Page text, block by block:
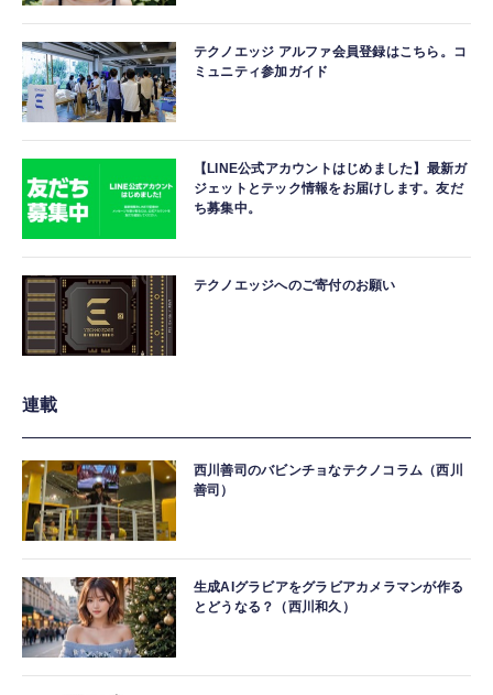
テクノエッジ アルファ会員登録はこちら。コ
ミュニティ参加ガイド
【LINE公式アカウントはじめました】最新ガ
ジェットとテック情報をお届けします。友だ
ち募集中。
テクノエッジへのご寄付のお願い
連載
西川善司のバビンチョなテクノコラム（西川
善司）
生成AIグラビアをグラビアカメラマンが作る
とどうなる？（西川和久）